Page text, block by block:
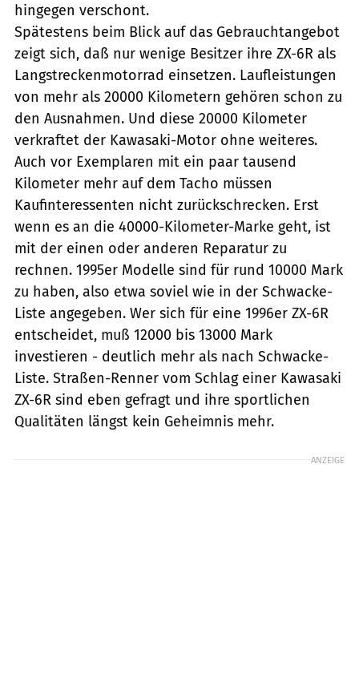
hingegen verschont.
Spätestens beim Blick auf das Gebrauchtangebot
zeigt sich, daß nur wenige Besitzer ihre ZX-6R als
Langstreckenmotorrad einsetzen. Laufleistungen
von mehr als 20000 Kilometern gehören schon zu
den Ausnahmen. Und diese 20000 Kilometer
verkraftet der Kawasaki-Motor ohne weiteres.
Auch vor Exemplaren mit ein paar tausend
Kilometer mehr auf dem Tacho müssen
Kaufinteressenten nicht zurückschrecken. Erst
wenn es an die 40000-Kilometer-Marke geht, ist
mit der einen oder anderen Reparatur zu
rechnen. 1995er Modelle sind für rund 10000 Mark
zu haben, also etwa soviel wie in der Schwacke-
Liste angegeben. Wer sich für eine 1996er ZX-6R
entscheidet, muß 12000 bis 13000 Mark
investieren - deutlich mehr als nach Schwacke-
Liste. Straßen-Renner vom Schlag einer Kawasaki
ZX-6R sind eben gefragt und ihre sportlichen
Qualitäten längst kein Geheimnis mehr.
ANZEIGE